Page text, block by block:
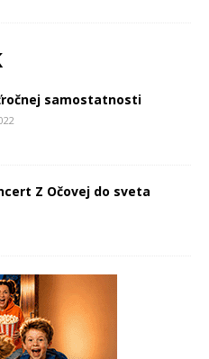
samostatnosti
Z Očovej do sveta